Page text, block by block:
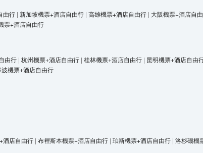
由行 | 新加坡機票+酒店自由行 | 高雄機票+酒店自由行 | 大阪機票+酒店自
票+酒店自由行
由行 | 杭州機票+酒店自由行 | 桂林機票+酒店自由行 | 昆明機票+酒店自由
波機票+酒店自由行
酒店自由行 | 布裡斯本機票+酒店自由行 | 珀斯機票+酒店自由行 | 洛杉磯機